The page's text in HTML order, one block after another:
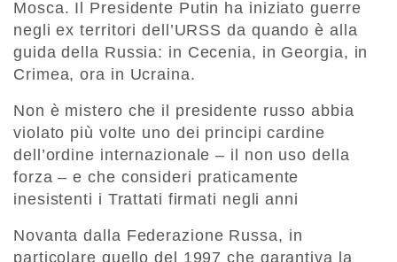
Mosca. Il Presidente Putin ha iniziato guerre
negli ex territori dell’URSS da quando è alla
guida della Russia: in Cecenia, in Georgia, in
Crimea, ora in Ucraina.
Non è mistero che il presidente russo abbia
violato più volte uno dei principi cardine
dell’ordine internazionale – il non uso della
forza – e che consideri praticamente
inesistenti i Trattati firmati negli anni
Novanta dalla Federazione Russa, in
particolare quello del 1997 che garantiva la